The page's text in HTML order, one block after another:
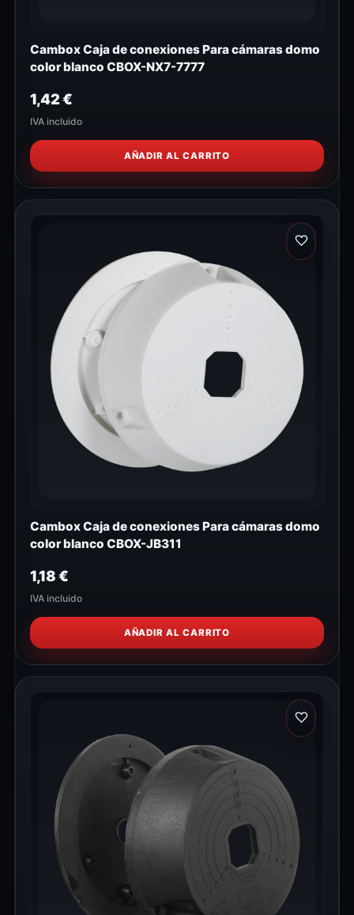
Cambox Caja de conexiones Para cámaras domo
color blanco CBOX-NX7-7777
1,42€
IVA incluido
AÑADIR AL CARRITO
Cambox Caja de conexiones Para cámaras domo
color blanco CBOX-JB311
1,18€
IVA incluido
AÑADIR AL CARRITO